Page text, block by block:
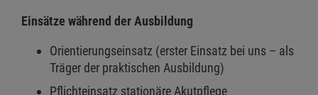
Einsätze während der Ausbildung
Orientierungseinsatz (erster Einsatz bei uns – als
Träger der praktischen Ausbildung)
Pflichteinsatz stationäre Akutpflege